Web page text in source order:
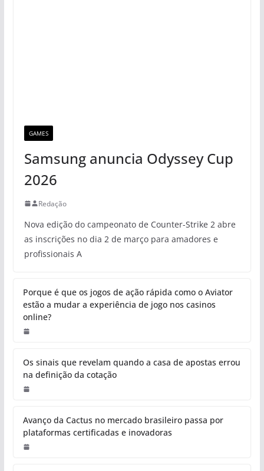
GAMES
Samsung anuncia Odyssey Cup
2026
Redação
Nova edição do campeonato de Counter-Strike 2 abre
as inscrições no dia 2 de março para amadores e
profissionais A
Porque é que os jogos de ação rápida como o Aviator
estão a mudar a experiência de jogo nos casinos
online?
Os sinais que revelam quando a casa de apostas errou
na definição da cotação
Avanço da Cactus no mercado brasileiro passa por
plataformas certificadas e inovadoras